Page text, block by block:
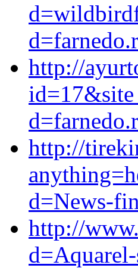
http://
http://
d=News-
http://